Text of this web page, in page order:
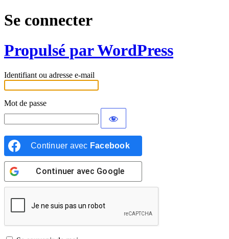
Se connecter
Propulsé par WordPress
Identifiant ou adresse e-mail
Mot de passe
Continuer avec Facebook
Continuer avec Google